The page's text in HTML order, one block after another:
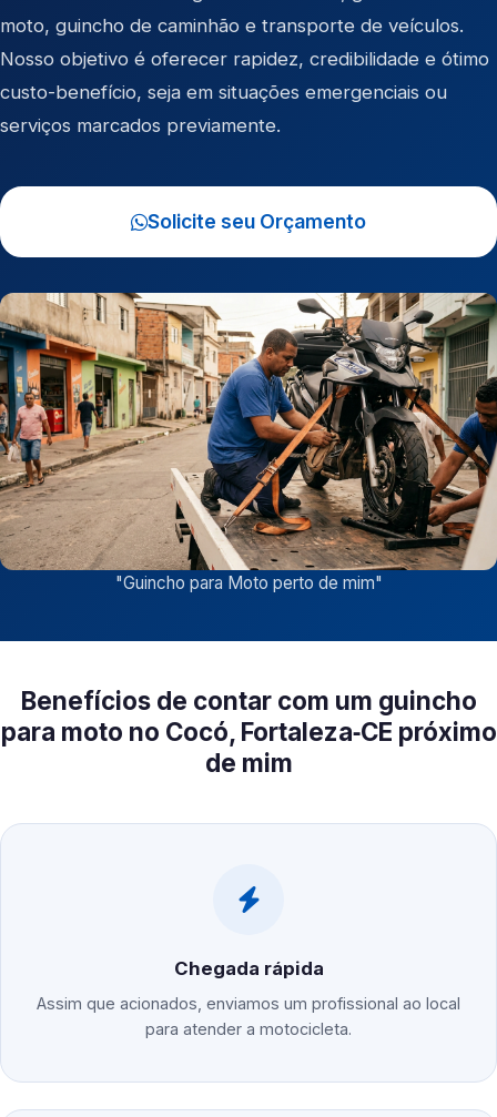
moto, guincho de caminhão e transporte de veículos.
Nosso objetivo é oferecer rapidez, credibilidade e ótimo
custo-benefício, seja em situações emergenciais ou
serviços marcados previamente.
Solicite seu Orçamento
"Guincho para Moto perto de mim"
Benefícios de contar com um guincho
para moto no Cocó, Fortaleza‑CE próximo
de mim
Chegada rápida
Assim que acionados, enviamos um profissional ao local
para atender a motocicleta.